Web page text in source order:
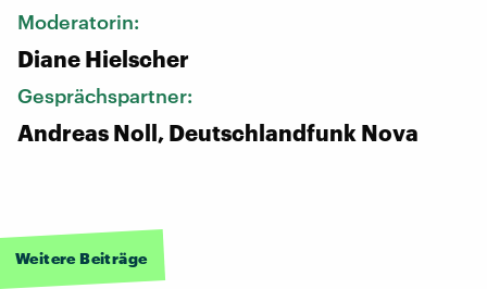
Moderatorin:
Diane Hielscher
Gesprächspartner:
Andreas Noll, Deutschlandfunk Nova
Weitere Beiträge